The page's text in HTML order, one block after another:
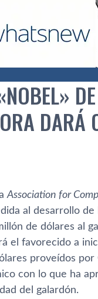
DARÁ
Association for
al desarrollo de
de dólares al
el favorecido a
proveí­dos
con lo que ha
del galardón.